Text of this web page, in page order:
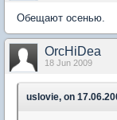
Обещают осенью.
OrcHiDea
18 Jun 2009
uslovie, on